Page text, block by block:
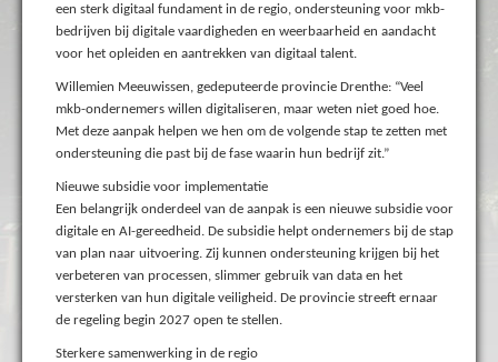
een sterk digitaal fundament in de regio, ondersteuning voor mkb-
bedrijven bij digitale vaardigheden en weerbaarheid en aandacht
voor het opleiden en aantrekken van digitaal talent.
Willemien Meeuwissen, gedeputeerde provincie Drenthe: “Veel
mkb-ondernemers willen digitaliseren, maar weten niet goed hoe.
Met deze aanpak helpen we hen om de volgende stap te zetten met
ondersteuning die past bij de fase waarin hun bedrijf zit.”
Nieuwe subsidie voor implementatie
Een belangrijk onderdeel van de aanpak is een nieuwe subsidie voor
digitale en AI-gereedheid. De subsidie helpt ondernemers bij de stap
van plan naar uitvoering. Zij kunnen ondersteuning krijgen bij het
verbeteren van processen, slimmer gebruik van data en het
versterken van hun digitale veiligheid. De provincie streeft ernaar
de regeling begin 2027 open te stellen.
Sterkere samenwerking in de regio